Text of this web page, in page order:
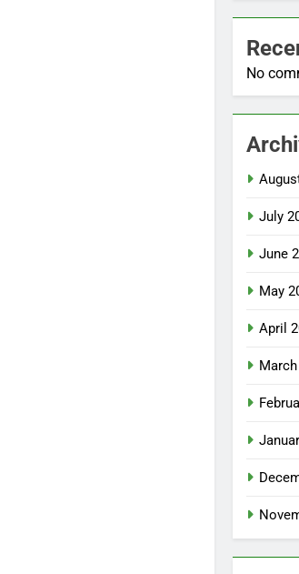
No
July
June
May
April